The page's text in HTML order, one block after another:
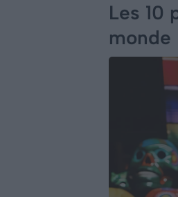
Les 10
monde